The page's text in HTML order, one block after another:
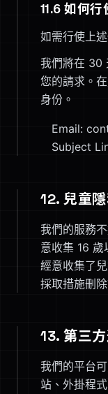
11.6 如何行
如需行使上
我們將在 30
您的請求。
身份。
Email:
Subject
12. 兒童
我們的服務
意收集 16 歲
經意收集了
採取措施刪
13. 第三
我們的平台
站、外掛程